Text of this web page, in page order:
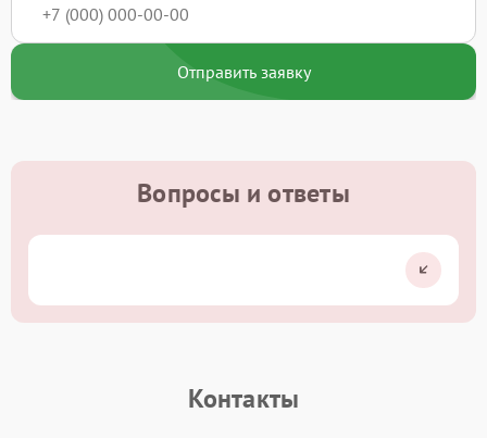
Отправить заявку
Вопросы и ответы
Контакты